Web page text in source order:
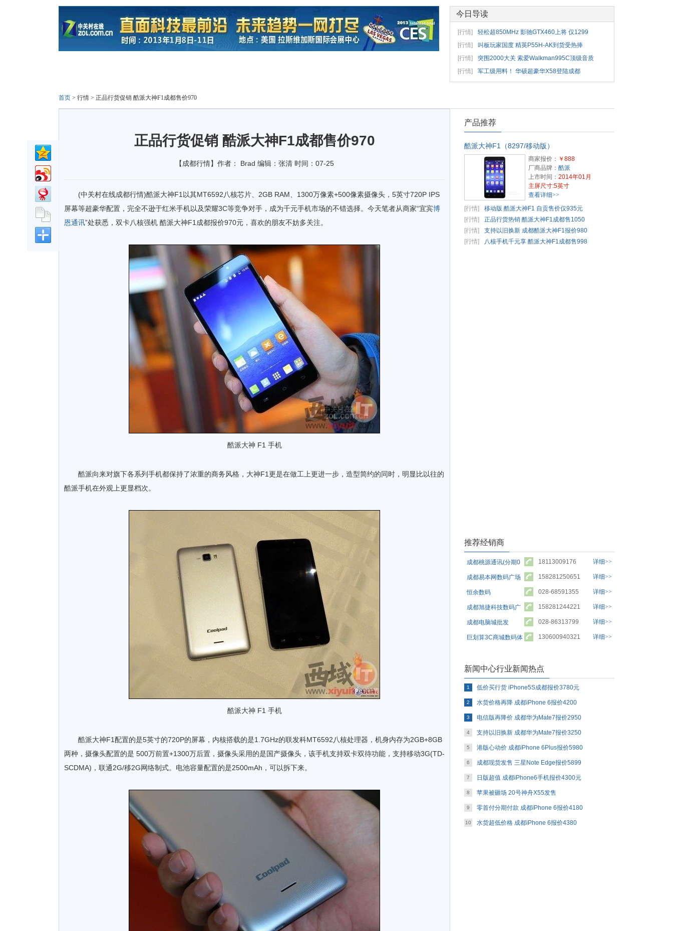
今日导读
轻松超850MHz 影驰GTX460上将 仅1299
[行情]
叫板玩家国度 精英P55H-AK到货受热捧
[行情]
突围2000大关 索爱Walkman995C顶级音质
[行情]
军工级用料！ 华硕超豪华X58登陆成都
[行情]
首页 > 行情 > 正品行货促销 酷派大神F1成都售价970
正品行货促销 酷派大神F1成都售价970
【成都行情】作者： Brad 编辑：张清 时间：07-25
(中关村在线成都行情)酷派大神F1以其MT6592八核芯片、2GB RAM、1300万像素+500像素摄像头，5英寸720P IPS
屏幕等超豪华配置，完全不逊于红米手机以及荣耀3C等竞争对手，成为千元手机市场的不错选择。今天笔者从商家“宜宾博
恩通讯”处获悉，双卡八核强机 酷派大神F1成都报价970元，喜欢的朋友不妨多关注。
酷派大神 F1 手机
酷派向来对旗下各系列手机都保持了浓重的商务风格，大神F1更是在做工上更进一步，造型简约的同时，明显比以往的
酷派手机在外观上更显档次。
酷派大神 F1 手机
酷派大神F1配置的是5英寸的720P的屏幕，内核搭载的是1.7GHz的联发科MT6592八核处理器，机身内存为2GB+8GB
两种，摄像头配置的是 500万前置+1300万后置，摄像头采用的是国产摄像头，该手机支持双卡双待功能，支持移动3G(TD-
SCDMA)，联通2G/移2G网络制式。电池容量配置的是2500mAh，可以拆下来。
产品推荐
酷派大神F1（8297/移动版）
商家报价： ￥888
厂商品牌： 酷派
上市时间： 2014年01月
主屏尺寸:5英寸
查看详细>>
移动版 酷派大神F1 自贡售价仅935元
[行情]
正品行货热销 酷派大神F1成都售1050
[行情]
支持以旧换新 成都酷派大神F1报价980
[行情]
八核手机千元享 酷派大神F1成都售998
[行情]
推荐经销商
成都桃源通讯(分期0
首付)
18113009176 详细>>
成都易本网数码广场
批发部
158281250651 详细>>
恒余数码 028-68591355 详细>>
成都旭捷科技数码广
场总店
158281244221 详细>>
成都电脑城批发 028-86313799 详细>>
巨划算3C商城数码体
130600940321 详细>>
新闻中心行业新闻热点
1 低价买行货 iPhone5S成都报价3780元
2 水货价格再降 成都iPhone 6报价4200
3 电信版再降价 成都华为Mate7报价2950
4 支持以旧换新 成都华为Mate7报价3250
5 港版心动价 成都iPhone 6Plus报价5980
6 成都现货发售 三星Note Edge报价5899
7 日版超值 成都iPhone6手机报价4300元
8 苹果被砸场 20号神舟X55发售
9 零首付分期付款 成都iPhone 6报价4180
10 水货超低价格 成都iPhone 6报价4380